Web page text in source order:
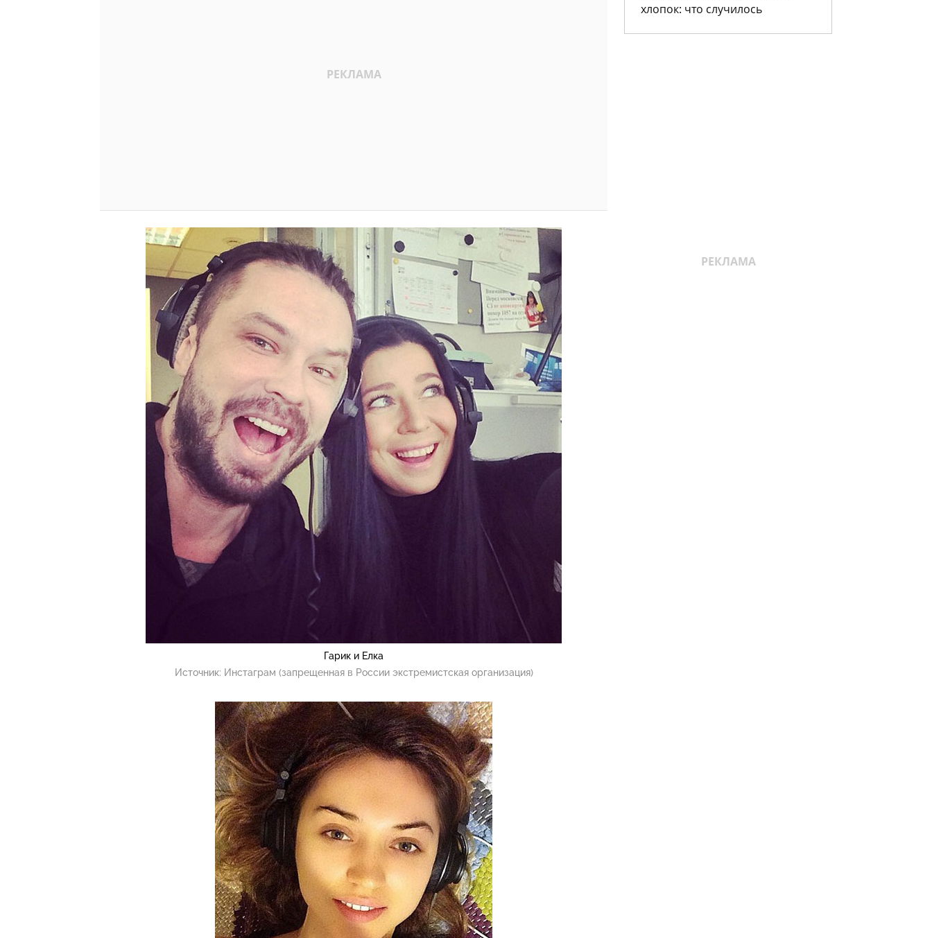
Гарик и Елка
Источник: Инстаграм (запрещенная в России экстремистская организация)
хлопок: что случилось